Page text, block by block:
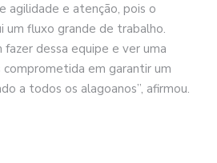
agilidade e atenção, pois o
um fluxo grande de trabalho.
dessa equipe e ver uma
comprometida em garantir um
a todos os alagoanos”, afirmou.